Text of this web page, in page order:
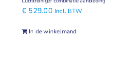
€ 529.00 Incl. BTW
In de winkelmand